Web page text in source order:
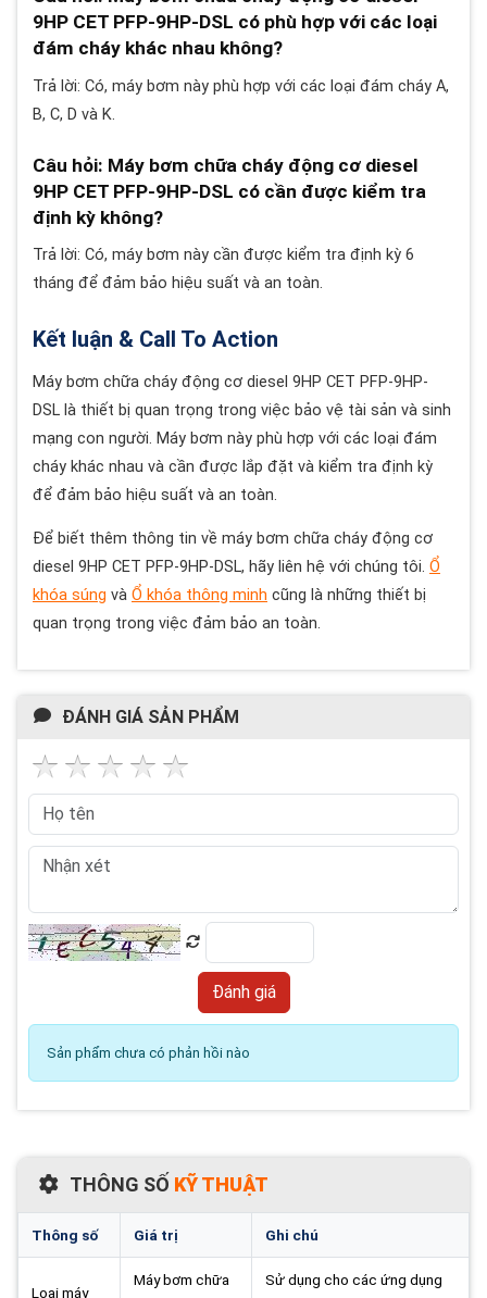
9HP CET PFP-9HP-DSL có phù hợp với các loại
đám cháy khác nhau không?
Trả lời: Có, máy bơm này phù hợp với các loại đám cháy A,
B, C, D và K.
Câu hỏi: Máy bơm chữa cháy động cơ diesel
9HP CET PFP-9HP-DSL có cần được kiểm tra
định kỳ không?
Trả lời: Có, máy bơm này cần được kiểm tra định kỳ 6
tháng để đảm bảo hiệu suất và an toàn.
Kết luận & Call To Action
Máy bơm chữa cháy động cơ diesel 9HP CET PFP-9HP-
DSL là thiết bị quan trọng trong việc bảo vệ tài sản và sinh
mạng con người. Máy bơm này phù hợp với các loại đám
cháy khác nhau và cần được lắp đặt và kiểm tra định kỳ
để đảm bảo hiệu suất và an toàn.
Để biết thêm thông tin về máy bơm chữa cháy động cơ
diesel 9HP CET PFP-9HP-DSL, hãy liên hệ với chúng tôi. Ổ
khóa súng và Ổ khóa thông minh cũng là những thiết bị
quan trọng trong việc đảm bảo an toàn.
ĐÁNH GIÁ SẢN PHẨM
Sản phẩm chưa có phản hồi nào
THÔNG SỐ KỸ THUẬT
Thông số Giá trị Ghi chú
Loại máy
Máy bơm chữa
Sử dụng cho các ứng dụng